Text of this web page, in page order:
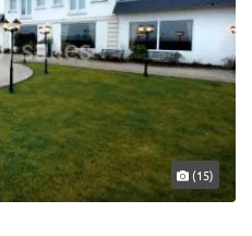
(15)